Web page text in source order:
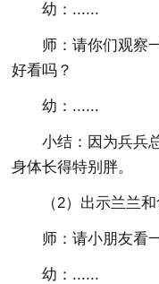
幼：......
师：请你们观察
好看吗？
幼：......
小结：因为兵兵
身体长得特别胖。
（2）出示兰兰
师：请小朋友看
幼：......